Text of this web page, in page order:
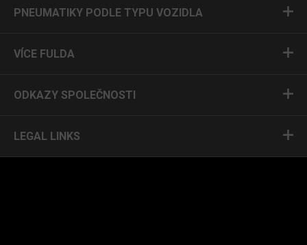
PNEUMATIKY PODLE TYPU VOZIDLA
VÍCE FULDA
ODKAZY SPOLEČNOSTI
LEGAL LINKS